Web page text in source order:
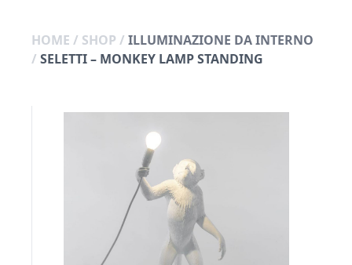
HOME / SHOP / ILLUMINAZIONE DA INTERNO
/ SELETTI – MONKEY LAMP STANDING